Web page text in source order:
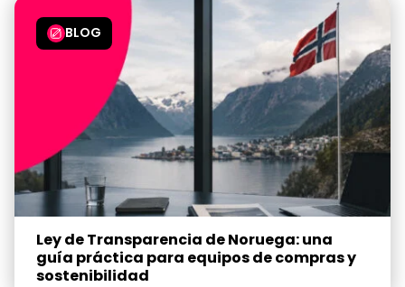
BLOG
Ley de Transparencia de Noruega: una
guía práctica para equipos de compras y
sostenibilidad